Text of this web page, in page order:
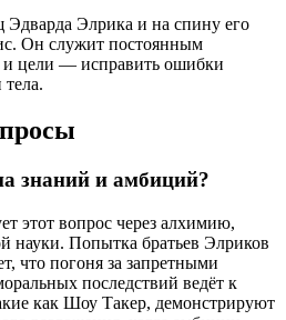
Эдварда Элрика и на спину его
Он служит постоянным
цели — исправить ошибки
знаний и амбиций?
этот вопрос через алхимию,
науки. Попытка братьев Элриков
что погоня за запретными
последствий ведёт к
как Шоу Такер, демонстрируют